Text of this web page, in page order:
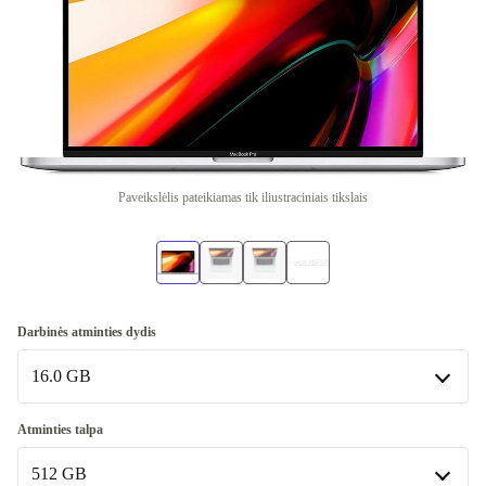
Paveikslėlis pateikiamas tik iliustraciniais tikslais
Darbinės atminties dydis
16.0 GB
16.0 GB
Galima įsigyti ir kitų konfigūracijų
Atminties talpa
512 GB